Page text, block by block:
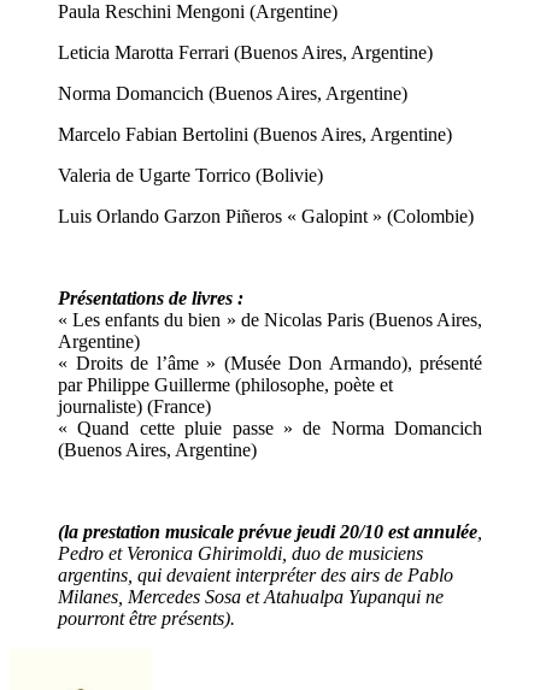
Paula Reschini Mengoni (Argentine)
Leticia Marotta Ferrari (Buenos Aires, Argentine)
Norma Domancich (Buenos Aires, Argentine)
Marcelo Fabian Bertolini (Buenos Aires, Argentine)
Valeria de Ugarte Torrico (Bolivie)
Luis Orlando Garzon Piñeros « Galopint » (Colombie)
Présentations de livres :
« Les enfants du bien » de Nicolas Paris (Buenos Aires,
Argentine)
« Droits de l’âme » (Musée Don Armando), présenté
par Philippe Guillerme (philosophe, poète et
journaliste) (France)
« Quand cette pluie passe » de Norma Domancich
(Buenos Aires, Argentine)
(la prestation musicale prévue jeudi 20/10 est annulée
Pedro et Veronica Ghirimoldi, duo de musiciens
argentins, qui devaient interpréter des airs de Pablo
Milanes, Mercedes Sosa et Atahualpa Yupanqui ne
pourront être présents).